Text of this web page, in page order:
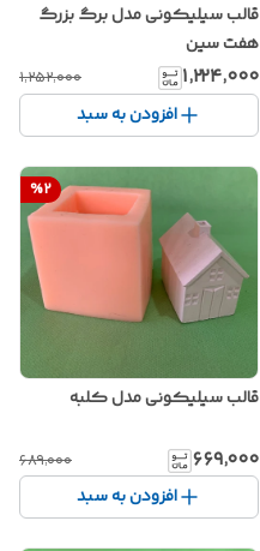
قالب سیلیکونی مدل برگ بزرگ
هفت سین
۱٬۲۲۴٬۰۰۰ ۱٬۲۵۲٬۰۰۰
افزودن به سبد
%2
قالب سیلیکونی مدل کلبه
۶۶۹٬۰۰۰ ۶۸۹٬۰۰۰
افزودن به سبد